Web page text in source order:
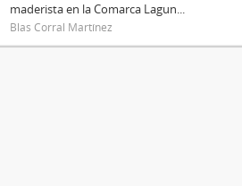
maderista en la Comarca Lagun...
Blas Corral Martínez